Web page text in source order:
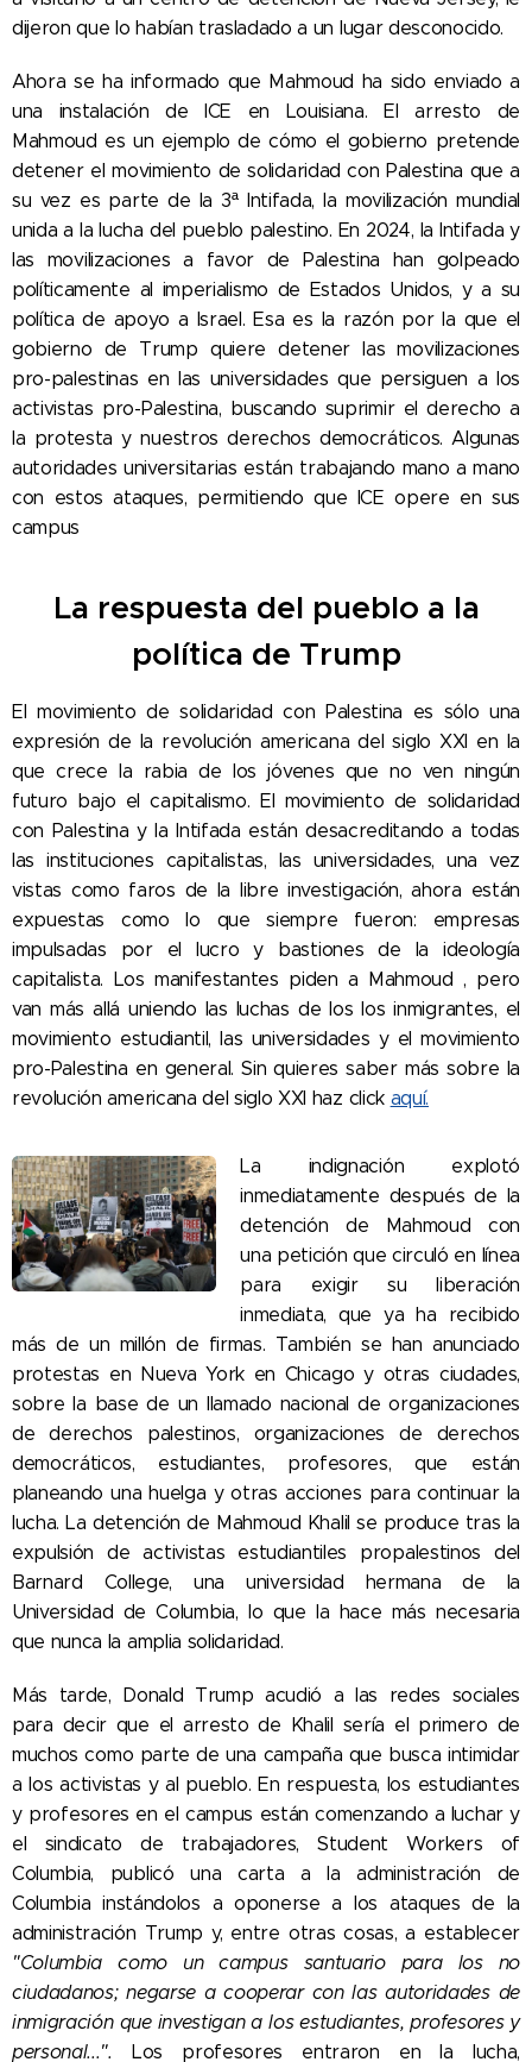
dijeron que lo habían trasladado a un lugar desconocido.
Ahora se ha informado que Mahmoud ha sido enviado a
una instalación de ICE en Louisiana. El arresto de
Mahmoud es un ejemplo de cómo el gobierno pretende
detener el movimiento de solidaridad con Palestina que a
su vez es parte de la 3ª Intifada, la movilización mundial
unida a la lucha del pueblo palestino. En 2024, la Intifada y
las movilizaciones a favor de Palestina han golpeado
políticamente al imperialismo de Estados Unidos, y a su
política de apoyo a Israel. Esa es la razón por la que el
gobierno de Trump quiere detener las movilizaciones
pro-palestinas en las universidades que persiguen a los
activistas pro-Palestina, buscando suprimir el derecho a
la protesta y nuestros derechos democráticos. Algunas
autoridades universitarias están trabajando mano a mano
con estos ataques, permitiendo que ICE opere en sus
campus
La respuesta del pueblo a la
política de Trump
El movimiento de solidaridad con Palestina es sólo una
expresión de la revolución americana del siglo XXI en la
que crece la rabia de los jóvenes que no ven ningún
futuro bajo el capitalismo. El movimiento de solidaridad
con Palestina y la Intifada están desacreditando a todas
las instituciones capitalistas, las universidades, una vez
vistas como faros de la libre investigación, ahora están
expuestas como lo que siempre fueron: empresas
impulsadas por el lucro y bastiones de la ideología
capitalista. Los manifestantes piden a Mahmoud , pero
van más allá uniendo las luchas de los los inmigrantes, el
movimiento estudiantil, las universidades y el movimiento
pro-Palestina en general. Sin quieres saber más sobre la
revolución americana del siglo XXI haz click aquí.
La indignación explotó
inmediatamente después de la
detención de Mahmoud con
una petición que circuló en línea
para exigir su liberación
inmediata, que ya ha recibido
más de un millón de firmas. También se han anunciado
protestas en Nueva York en Chicago y otras ciudades,
sobre la base de un llamado nacional de organizaciones
de derechos palestinos, organizaciones de derechos
democráticos, estudiantes, profesores, que están
planeando una huelga y otras acciones para continuar la
lucha. La detención de Mahmoud Khalil se produce tras la
expulsión de activistas estudiantiles propalestinos del
Barnard College, una universidad hermana de la
Universidad de Columbia, lo que la hace más necesaria
que nunca la amplia solidaridad.
Más tarde, Donald Trump acudió a las redes sociales
para decir que el arresto de Khalil sería el primero de
muchos como parte de una campaña que busca intimidar
a los activistas y al pueblo. En respuesta, los estudiantes
y profesores en el campus están comenzando a luchar y
el sindicato de trabajadores, Student Workers of
Columbia, publicó una carta a la administración de
Columbia instándolos a oponerse a los ataques de la
administración Trump y, entre otras cosas, a establecer
"Columbia como un campus santuario para los no
ciudadanos; negarse a cooperar con las autoridades de
inmigración que investigan a los estudiantes, profesores y
personal...".Los profesores entraron en la lucha,